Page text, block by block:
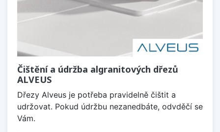
Čištění a údržba algranitových dřezů
ALVEUS
Dřezy Alveus je potřeba pravidelně čištit a
udržovat. Pokud údržbu nezanedbáte, odvděčí se
Vám.